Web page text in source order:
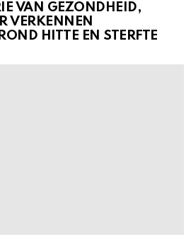
VAN GEZONDHEID,
VERKENNEN
HITTE EN STERFTE